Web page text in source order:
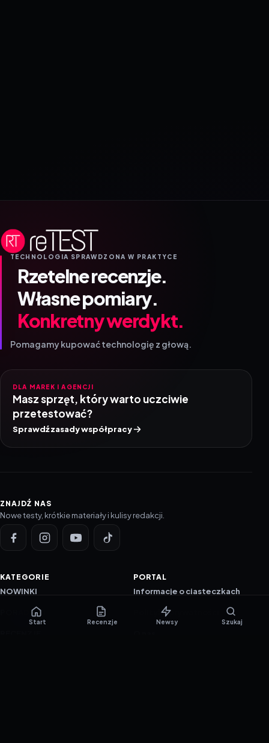
TECHNOLOGIA SPRAWDZONA W PRAKTYCE
Rzetelne recenzje.
Własne pomiary.
Konkretny werdykt.
Pomagamy kupować technologię z głową.
DLA MAREK I AGENCJI
Masz sprzęt, który warto uczciwie
przetestować?
Sprawdź zasady współpracy
ZNAJDŹ NAS
Nowe testy, krótkie materiały i kulisy redakcji.
KATEGORIE
NOWINKI
PORADNIKI
PORTAL
Informacje o ciasteczkach
Polityka prywatności
Start Recenzje Newsy Szukaj